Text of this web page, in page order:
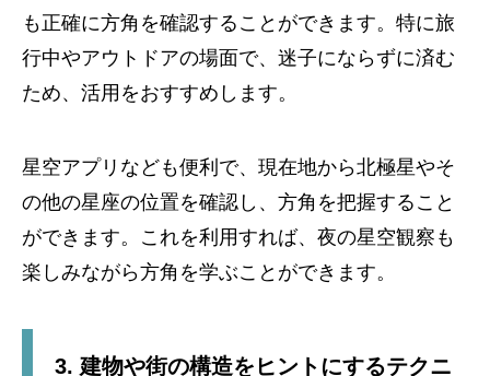
も正確に方角を確認することができます。特に旅
行中やアウトドアの場面で、迷子にならずに済む
ため、活用をおすすめします。
星空アプリなども便利で、現在地から北極星やそ
の他の星座の位置を確認し、方角を把握すること
ができます。これを利用すれば、夜の星空観察も
楽しみながら方角を学ぶことができます。
3. 建物や街の構造をヒントにするテクニ